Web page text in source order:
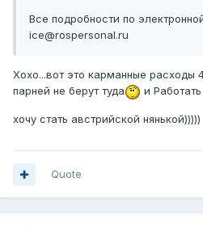
Все подробности по
ice@rospersonal.ru
Хохо...вот это карманные расходы
парней не берут туда
и
хочу стать австрийской нянькой)))))
Quote